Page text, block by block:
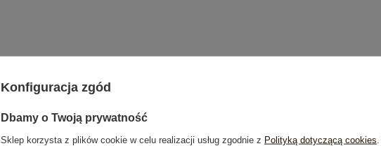
Konfiguracja zgód
Dbamy o Twoją prywatność
Sklep korzysta z plików cookie w celu realizacji usług zgodnie z Polityką dotyczącą cookies